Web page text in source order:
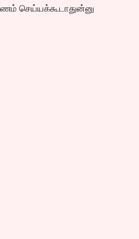
செய்யக்கூடாதுன்னு